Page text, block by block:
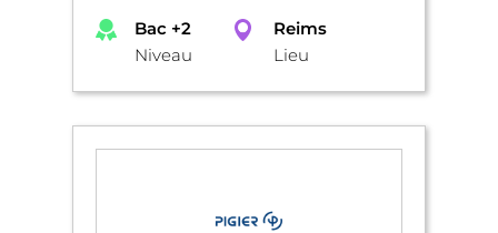
Bac +2
Niveau
Reims
Lieu